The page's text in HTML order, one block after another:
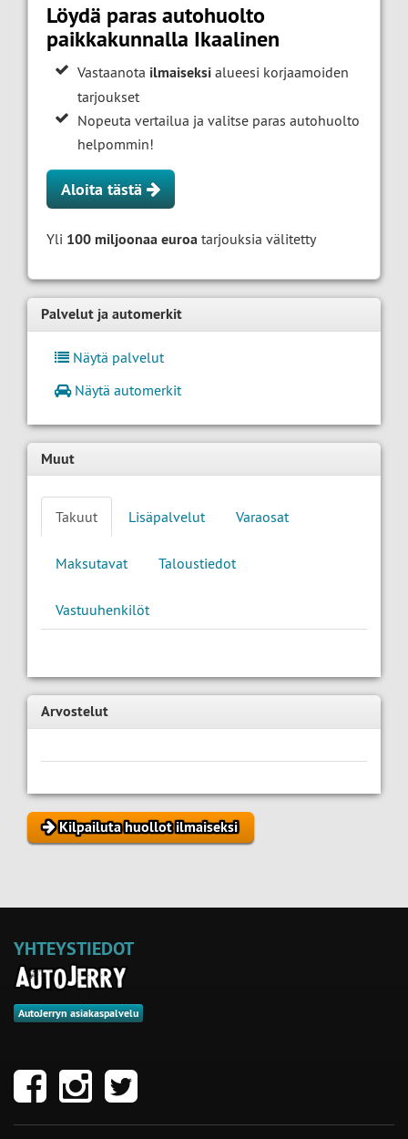
Löydä paras autohuolto
paikkakunnalla Ikaalinen
Vastaanota ilmaiseksi alueesi korjaamoiden
tarjoukset
Nopeuta vertailua ja valitse paras autohuolto
helpommin!
Aloita tästä
Yli 100 miljoonaa euroa tarjouksia välitetty
Palvelut ja automerkit
Näytä palvelut
Näytä automerkit
Muut
Takuut Lisäpalvelut Varaosat
Maksutavat Taloustiedot
Vastuuhenkilöt
Arvostelut
Kilpailuta huollot ilmaiseksi
YHTEYSTIEDOT
AutoJerryn asiakaspalvelu